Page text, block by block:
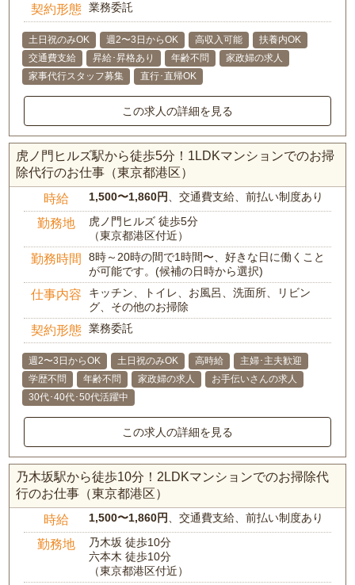
契約形態 業務委託
土日祝のみOK 週2〜3日からOK 高収入可能
扶養内OK
交通費支給
昇給･昇格あり 年齢不問
家政婦の求人
家事代行スタッフ募集
直行･直帰OK
この求人の詳細を見る
虎ノ門ヒルズ駅から徒歩5分！1LDKマンションでのお掃
除代行のお仕事（東京都港区）
時給 1,500〜1,860円 、交通費支給、前払い制度あり
勤務地
虎ノ門ヒルズ 徒歩5分
（東京都港区付近）
勤務時間
8時～20時の間で1時間〜、好きな日に働くこと
が可能です。(候補の日時から選択)
仕事内容
キッチン、トイレ、お風呂、洗面所、リビン
グ、その他のお掃除
契約形態 業務委託
週2〜3日からOK 土日祝のみOK 高時給
主婦･主夫歓迎
学歴不問
年齢不問 家政婦の求人
お手伝いさんの求人
30代･40代･50代活躍中
この求人の詳細を見る
乃木坂駅から徒歩10分！2LDKマンションでのお掃除代
行のお仕事（東京都港区）
時給 1,500〜1,860円 、交通費支給、前払い制度あり
勤務地
乃木坂 徒歩10分
六本木 徒歩10分
（東京都港区付近）